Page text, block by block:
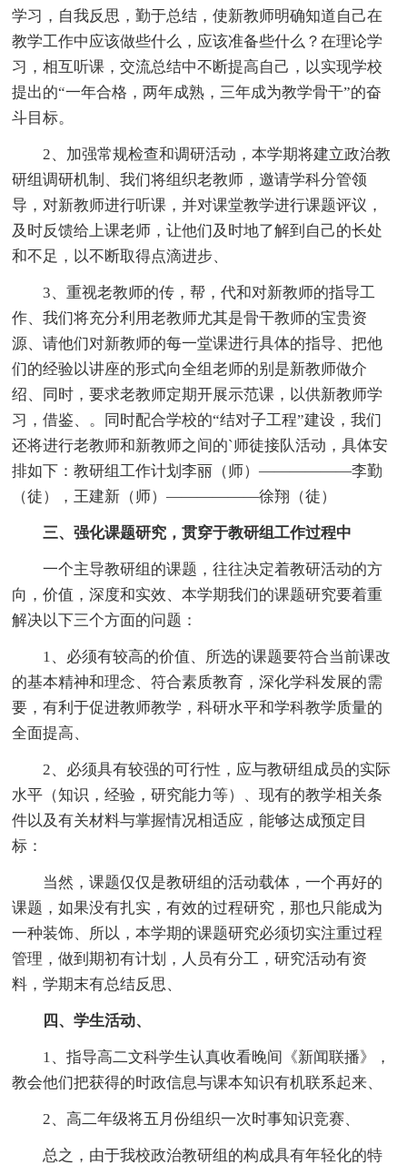
学习，自我反思，勤于总结，使新教师明确知道自己在
教学工作中应该做些什么，应该准备些什么？在理论学
习，相互听课，交流总结中不断提高自己，以实现学校
提出的“一年合格，两年成熟，三年成为教学骨干”的奋
斗目标。
2、加强常规检查和调研活动，本学期将建立政治教
研组调研机制、我们将组织老教师，邀请学科分管领
导，对新教师进行听课，并对课堂教学进行课题评议，
及时反馈给上课老师，让他们及时地了解到自己的长处
和不足，以不断取得点滴进步、
3、重视老教师的传，帮，代和对新教师的指导工
作、我们将充分利用老教师尤其是骨干教师的宝贵资
源、请他们对新教师的每一堂课进行具体的指导、把他
们的经验以讲座的形式向全组老师的别是新教师做介
绍、同时，要求老教师定期开展示范课，以供新教师学
习，借鉴、。同时配合学校的“结对子工程”建设，我们
还将进行老教师和新教师之间的`师徒接队活动，具体安
排如下：教研组工作计划李丽（师）——————李勤
（徒），王建新（师）——————徐翔（徒）
三、强化课题研究，贯穿于教研组工作过程中
一个主导教研组的课题，往往决定着教研活动的方
向，价值，深度和实效、本学期我们的课题研究要着重
解决以下三个方面的问题：
1、必须有较高的价值、所选的课题要符合当前课改
的基本精神和理念、符合素质教育，深化学科发展的需
要，有利于促进教师教学，科研水平和学科教学质量的
全面提高、
2、必须具有较强的可行性，应与教研组成员的实际
水平（知识，经验，研究能力等）、现有的教学相关条
件以及有关材料与掌握情况相适应，能够达成预定目
标：
当然，课题仅仅是教研组的活动载体，一个再好的
课题，如果没有扎实，有效的过程研究，那也只能成为
一种装饰、所以，本学期的课题研究必须切实注重过程
管理，做到期初有计划，人员有分工，研究活动有资
料，学期末有总结反思、
四、学生活动、
1、指导高二文科学生认真收看晚间《新闻联播》，
教会他们把获得的时政信息与课本知识有机联系起来、
2、高二年级将五月份组织一次时事知识竞赛、
总之，由于我校政治教研组的构成具有年轻化的特